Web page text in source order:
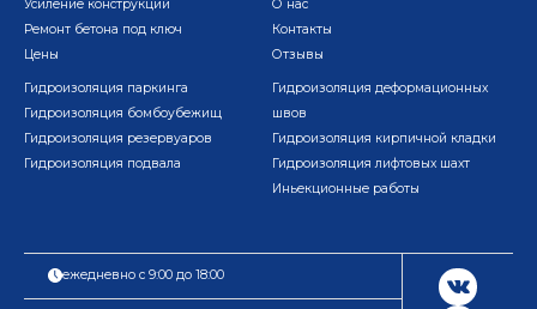
Усиление конструкций
Ремонт бетона под ключ
Цены
О нас
Контакты
Отзывы
Гидроизоляция паркинга
Гидроизоляция бомбоубежищ
Гидроизоляция резервуаров
Гидроизоляция подвала
Гидроизоляция деформационных
швов
Гидроизоляция кирпичной кладки
Гидроизоляция лифтовых шахт
Иньекционные работы
ежедневно с 9:00 до 18:00